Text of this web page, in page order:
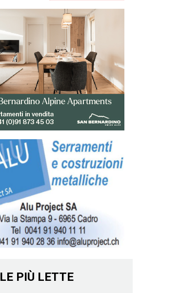
LE PIÙ LETTE